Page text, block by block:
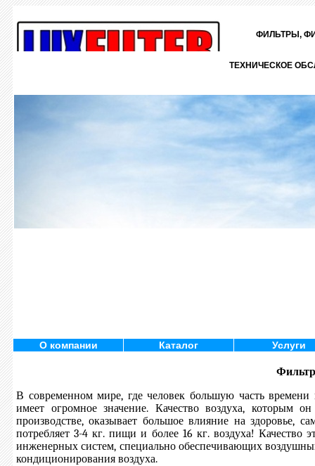
ФИЛЬТРЫ,
ТЕХНИЧЕСКОЕ
О компании Каталог Услуги
В современном мире, где человек большую часть
имеет огромное значение. Качество воздуха,
производстве, оказывает большое влияние на здоровье,
потребляет 3-4 кг. пищи и более 16 кг. воздуха! Качество
инженерных систем, специально обеспечивающих
кондиционирования воздуха.